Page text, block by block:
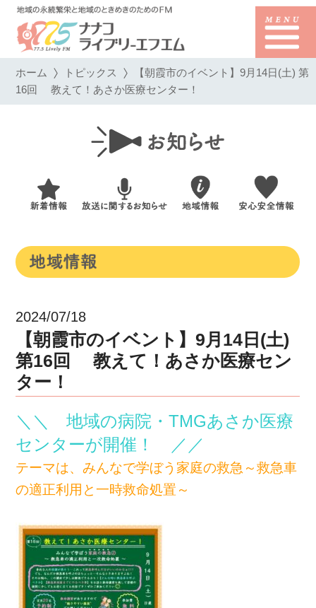
ホーム トピックス 【朝霞市のイベント】9月14日(土) 第
16回 教えて！あさか医療センター！
2024/07/18
【朝霞市のイベント】9月14日(土)
第16回 教えて！あさか医療セン
ター！
＼＼ 地域の病院・TMGあさか医療
センターが開催！ ／／
テーマは、みんなで学ぼう家庭の救急～救急車
の適正利用と一時救命処置～